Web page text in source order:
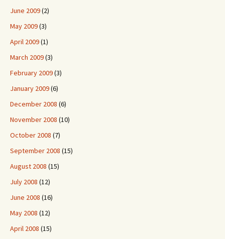
June 2009(2)
May 2009(3)
April 2009(1)
March 2009(3)
February 2009(3)
January 2009(6)
December 2008 (6)
November 2008 (10)
October 2008 (7)
September 2008 (15)
August 2008 (15)
July 2008 (12)
June 2008 (16)
May 2008 (12)
April 2008 (15)